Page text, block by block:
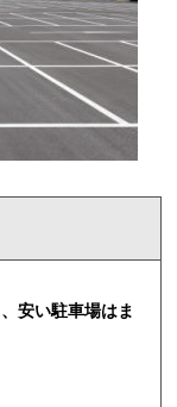
安い駐車場はま